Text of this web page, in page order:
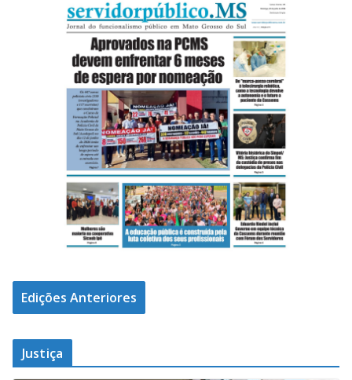
Edições Anteriores
Justiça